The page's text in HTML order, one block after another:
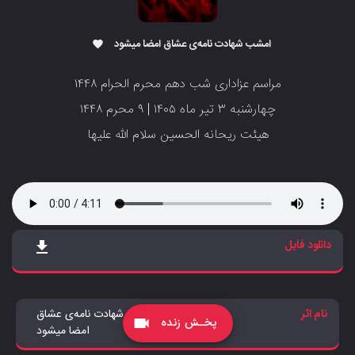
videocam پخـش زنده
امشب شهادت نامه‌ی عشاق امضا میشود favorite
مراسم عزاداری شب دهم محرم الحرام ۱۴۴۸
‌‌‌‌‌‌‌‌‌‌چهارشنبه ۳ تیر ماه ۱۴۰۵ | ۹ محرم ۱۴۴۸
‌‌‌‌‌‌‌‌‌‌‌‌‌هیئت ریحانه الحسین سلام الله علیها
دانلود فایل file_download
نام اثر
امشب شهادت نامه‌ی عشاق
امضا میشود